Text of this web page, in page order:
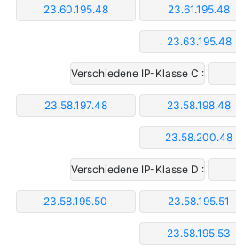
23.60.195.48 23.61.195.48
23.63.195.48
Verschiedene IP-Klasse C :
23.58.197.48 23.58.198.48
23.58.200.48
Verschiedene IP-Klasse D :
23.58.195.50 23.58.195.51
23.58.195.53